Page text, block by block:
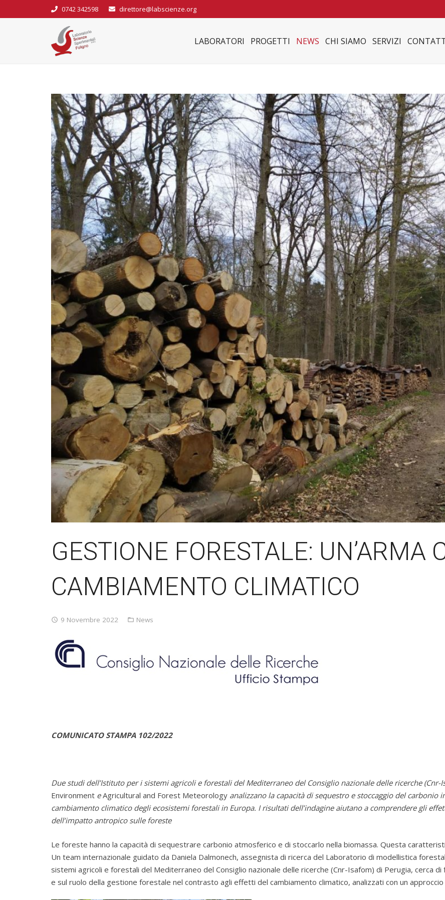
0742 342598 direttore@labscienze.org
LABORATORI PROGETTI NEWS CHI SIAMO SERVIZI
GESTIONE FORESTALE: UN’ARMA
CAMBIAMENTO CLIMATICO
9 Novembre 2022 News
COMUNICATO STAMPA 102/2022
Due studi dell’Istituto per i sistemi agricoli e forestali del Mediterraneo del Consiglio nazionale delle ricerche (Cnr-
Environment eAgricultural and Forest Meteorology analizzano la capacità di sequestro e stoccaggio del carbonio
cambiamento climatico degli ecosistemi forestali in Europa. I risultati dell’indagine aiutano a comprendere gli
dell’impatto antropico sulle foreste
Le foreste hanno la capacità di sequestrare carbonio atmosferico e di stoccarlo nella biomassa. Questa
Un team internazionale guidato da Daniela Dalmonech, assegnista di ricerca del Laboratorio di modellistica
sistemi agricoli e forestali del Mediterraneo del Consiglio nazionale delle ricerche (Cnr-Isafom) di Perugia, cerca
e sul ruolo della gestione forestale nel contrasto agli effetti del cambiamento climatico, analizzati con un